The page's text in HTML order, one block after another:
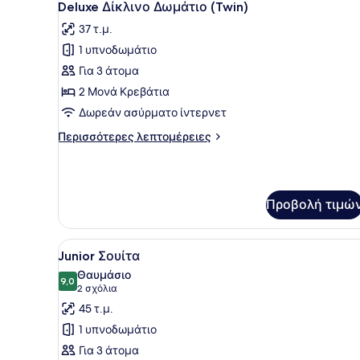
King
όλων
των
φωτογραφιών
για
Deluxe
Δίκλινο
Δωμάτιο
(Twin)
5
Deluxe Δίκλινο Δωμάτιο (Twin)
37 τ.μ.
1 υπνοδωμάτιο
Για 3 άτομα
2 Μονά Κρεβάτια
Δωρεάν ασύρματο ίντερνετ
Περισσότερες λεπτομέρειες
Περισσότερες
(Twin)
Προβολή
Προβολή
όλων
των
φωτογραφιών
για
Junior
Ένα δωμάτιο ξενοδοχείου
4
Junior Σουίτα
9,09,0 στα 10
Θαυμάσιο
2 σχόλια
(2
σχόλια)
45 τ.μ.
1 υπνοδωμάτιο
Για 3 άτομα